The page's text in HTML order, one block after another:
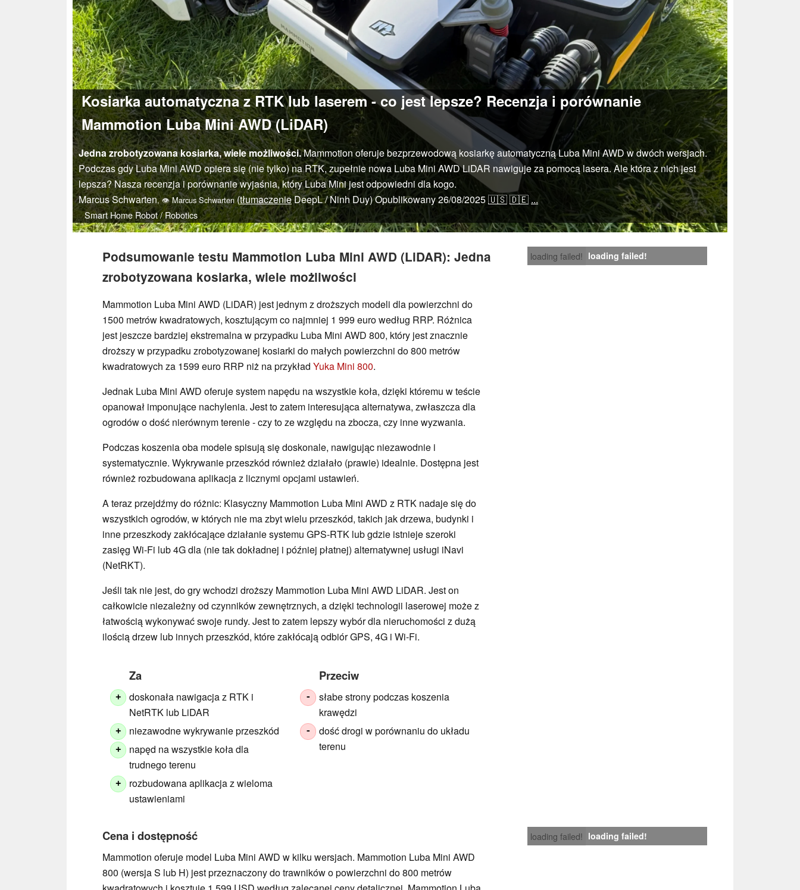
Kosiarka automatyczna z RTK lub laserem - co jest lepsze? Recenzja i porównanie
Mammotion Luba Mini AWD (LiDAR)
Jedna zrobotyzowana kosiarka, wiele możliwości.Mammotion oferuje bezprzewodową kosiarkę automatyczną Luba Mini AWD w dwóch wersjach.
Podczas gdy Luba Mini AWD opiera się (nie tylko) na RTK, zupełnie nowa Luba Mini AWD LiDAR nawiguje za pomocą lasera. Ale która z nich jest
lepsza? Nasza recenzja i porównanie wyjaśnia, który Luba Mini jest odpowiedni dla kogo.
Marcus Schwarten,👁Marcus Schwarten(tłumaczenieDeepL / Ninh Duy)Opublikowany26/08/2025🇺🇸🇩🇪 ...
Smart HomeRobot / Robotics
loading failed! loading failed!
Podsumowanie testu Mammotion Luba Mini AWD (LiDAR): Jedna
zrobotyzowana kosiarka, wiele możliwości
Mammotion Luba Mini AWD (LiDAR) jest jednym z droższych modeli dla powierzchni do
1500 metrów kwadratowych, kosztującym co najmniej 1 999 euro według RRP. Różnica
jest jeszcze bardziej ekstremalna w przypadku Luba Mini AWD 800, który jest znacznie
droższy w przypadku zrobotyzowanej kosiarki do małych powierzchni do 800 metrów
kwadratowych za 1599 euro RRP niż na przykład Yuka Mini 800.
Jednak Luba Mini AWD oferuje system napędu na wszystkie koła, dzięki któremu w teście
opanował imponujące nachylenia. Jest to zatem interesująca alternatywa, zwłaszcza dla
ogrodów o dość nierównym terenie - czy to ze względu na zbocza, czy inne wyzwania.
Podczas koszenia oba modele spisują się doskonale, nawigując niezawodnie i
systematycznie. Wykrywanie przeszkód również działało (prawie) idealnie. Dostępna jest
również rozbudowana aplikacja z licznymi opcjami ustawień.
A teraz przejdźmy do różnic: Klasyczny Mammotion Luba Mini AWD z RTK nadaje się do
wszystkich ogrodów, w których nie ma zbyt wielu przeszkód, takich jak drzewa, budynki i
inne przeszkody zakłócające działanie systemu GPS-RTK lub gdzie istnieje szeroki
zasięg Wi-Fi lub 4G dla (nie tak dokładnej i później płatnej) alternatywnej usługi iNavi
(NetRKT).
Jeśli tak nie jest, do gry wchodzi droższy Mammotion Luba Mini AWD LiDAR. Jest on
całkowicie niezależny od czynników zewnętrznych, a dzięki technologii laserowej może z
łatwością wykonywać swoje rundy. Jest to zatem lepszy wybór dla nieruchomości z dużą
ilością drzew lub innych przeszkód, które zakłócają odbiór GPS, 4G i Wi-Fi.
Za
+
doskonała nawigacja z RTK i
NetRTK lub LiDAR
+ niezawodne wykrywanie przeszkód
+
napęd na wszystkie koła dla
trudnego terenu
+
rozbudowana aplikacja z wieloma
ustawieniami
Przeciw
-
słabe strony podczas koszenia
krawędzi
-
dość drogi w porównaniu do układu
terenu
loading failed! loading failed!
Cena i dostępność
Mammotion oferuje model Luba Mini AWD w kilku wersjach. Mammotion Luba Mini AWD
800 (wersja S lub H) jest przeznaczony do trawników o powierzchni do 800 metrów